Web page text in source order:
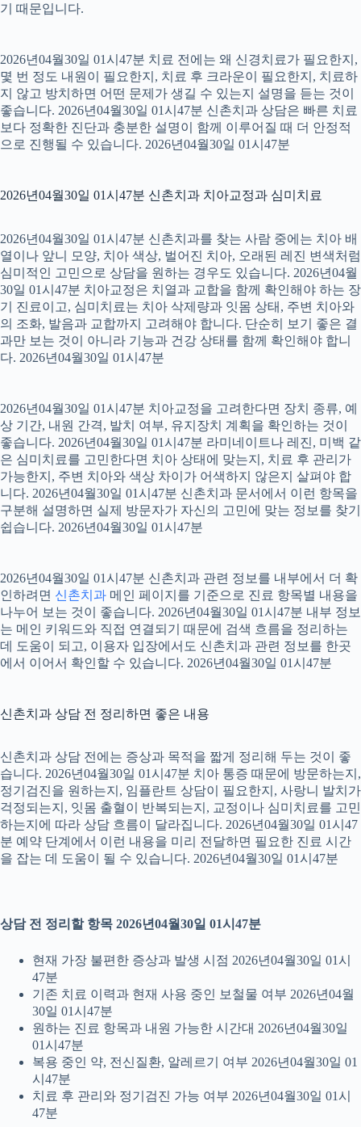
기 때문입니다.
2026년04월30일 01시47분 치료 전에는 왜 신경치료가 필요한지,
몇 번 정도 내원이 필요한지, 치료 후 크라운이 필요한지, 치료하
지 않고 방치하면 어떤 문제가 생길 수 있는지 설명을 듣는 것이
좋습니다. 2026년04월30일 01시47분 신촌치과 상담은 빠른 치료
보다 정확한 진단과 충분한 설명이 함께 이루어질 때 더 안정적
으로 진행될 수 있습니다. 2026년04월30일 01시47분
2026년04월30일 01시47분 신촌치과 치아교정과 심미치료
2026년04월30일 01시47분 신촌치과를 찾는 사람 중에는 치아 배
열이나 앞니 모양, 치아 색상, 벌어진 치아, 오래된 레진 변색처럼
심미적인 고민으로 상담을 원하는 경우도 있습니다. 2026년04월
30일 01시47분 치아교정은 치열과 교합을 함께 확인해야 하는 장
기 진료이고, 심미치료는 치아 삭제량과 잇몸 상태, 주변 치아와
의 조화, 발음과 교합까지 고려해야 합니다. 단순히 보기 좋은 결
과만 보는 것이 아니라 기능과 건강 상태를 함께 확인해야 합니
다. 2026년04월30일 01시47분
2026년04월30일 01시47분 치아교정을 고려한다면 장치 종류, 예
상 기간, 내원 간격, 발치 여부, 유지장치 계획을 확인하는 것이
좋습니다. 2026년04월30일 01시47분 라미네이트나 레진, 미백 같
은 심미치료를 고민한다면 치아 상태에 맞는지, 치료 후 관리가
가능한지, 주변 치아와 색상 차이가 어색하지 않은지 살펴야 합
니다. 2026년04월30일 01시47분 신촌치과 문서에서 이런 항목을
구분해 설명하면 실제 방문자가 자신의 고민에 맞는 정보를 찾기
쉽습니다. 2026년04월30일 01시47분
2026년04월30일 01시47분 신촌치과 관련 정보를 내부에서 더 확
인하려면 신촌치과 메인 페이지를 기준으로 진료 항목별 내용을
나누어 보는 것이 좋습니다. 2026년04월30일 01시47분 내부 정보
는 메인 키워드와 직접 연결되기 때문에 검색 흐름을 정리하는
데 도움이 되고, 이용자 입장에서도 신촌치과 관련 정보를 한곳
에서 이어서 확인할 수 있습니다. 2026년04월30일 01시47분
신촌치과 상담 전 정리하면 좋은 내용
신촌치과 상담 전에는 증상과 목적을 짧게 정리해 두는 것이 좋
습니다. 2026년04월30일 01시47분 치아 통증 때문에 방문하는지,
정기검진을 원하는지, 임플란트 상담이 필요한지, 사랑니 발치가
걱정되는지, 잇몸 출혈이 반복되는지, 교정이나 심미치료를 고민
하는지에 따라 상담 흐름이 달라집니다. 2026년04월30일 01시47
분 예약 단계에서 이런 내용을 미리 전달하면 필요한 진료 시간
을 잡는 데 도움이 될 수 있습니다. 2026년04월30일 01시47분
상담 전 정리할 항목 2026년04월30일 01시47분
현재 가장 불편한 증상과 발생 시점 2026년04월30일 01시
47분
기존 치료 이력과 현재 사용 중인 보철물 여부 2026년04월
30일 01시47분
원하는 진료 항목과 내원 가능한 시간대 2026년04월30일
01시47분
복용 중인 약, 전신질환, 알레르기 여부 2026년04월30일 01
시47분
치료 후 관리와 정기검진 가능 여부 2026년04월30일 01시
47분